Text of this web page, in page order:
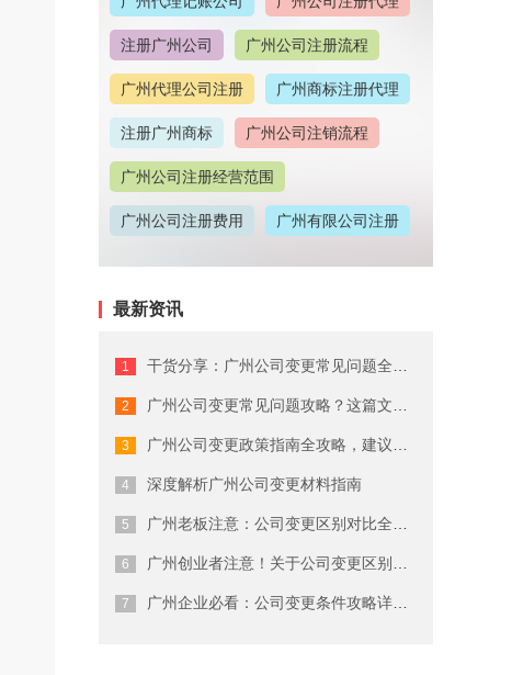
注册广州公司 广州公司注册流程
广州代理公司注册 广州商标注册代理
注册广州商标 广州公司注销流程
广州公司注册经营范围
广州公司注册费用 广州有限公司注册
广州公司注册地址
广州代理记账收费情况
广州商标注册费用有哪些
广州代理公司注册注意事项
在广州注册商标的流程及费用
广州劳务派遣资质申请流程
广州营业执照注销流程
广州会计代理记账公司
最新资讯
干货分享：广州公司变更常见问题全流程...
广州公司变更常见问题攻略？这篇文章说...
广州公司变更政策指南全攻略，建议收藏
深度解析广州公司变更材料指南
广州老板注意：公司变更区别对比全流程...
广州创业者注意！关于公司变更区别对比...
广州企业必看：公司变更条件攻略详细解...